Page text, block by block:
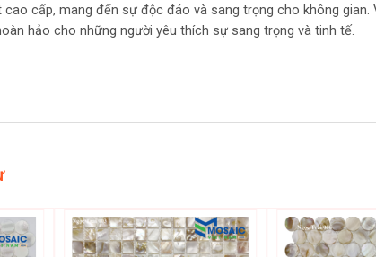
cấp, mang đến sự độc đáo và sang trọng cho không
hảo cho những người yêu thích sự sang trọng và tinh tế.